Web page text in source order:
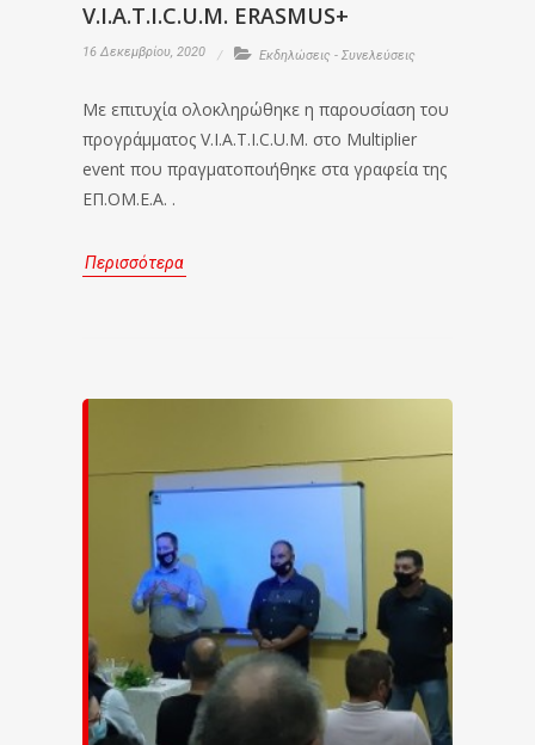
V.I.A.T.I.C.U.M. ERASMUS+
16 Δεκεμβρίου, 2020 Εκδηλώσεις - Συνελεύσεις
Με επιτυχία ολοκληρώθηκε η παρουσίαση του
προγράμματος V.I.A.T.I.C.U.M. στο Multiplier
event που πραγματοποιήθηκε στα γραφεία της
ΕΠ.ΟΜ.Ε.Α. .
Περισσότερα